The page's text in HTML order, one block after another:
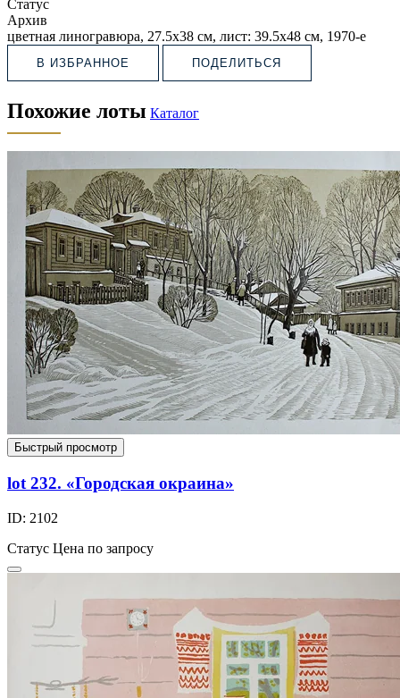
Статус
Архив
цветная линогравюра, 27.5х38 см, лист: 39.5х48 см, 1970-е
В ИЗБРАННОЕ ПОДЕЛИТЬСЯ
Похожие лоты Каталог
Быстрый просмотр
lot 232. «Городская окраина»
ID: 2102
Статус Цена по запросу